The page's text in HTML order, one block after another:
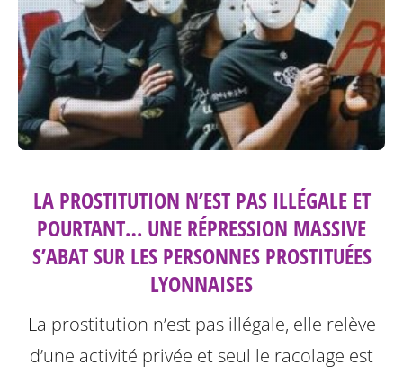
LA PROSTITUTION N’EST PAS ILLÉGALE ET
POURTANT… UNE RÉPRESSION MASSIVE
S’ABAT SUR LES PERSONNES PROSTITUÉES
LYONNAISES
La prostitution n’est pas illégale, elle relève
d’une activité privée et seul le racolage est